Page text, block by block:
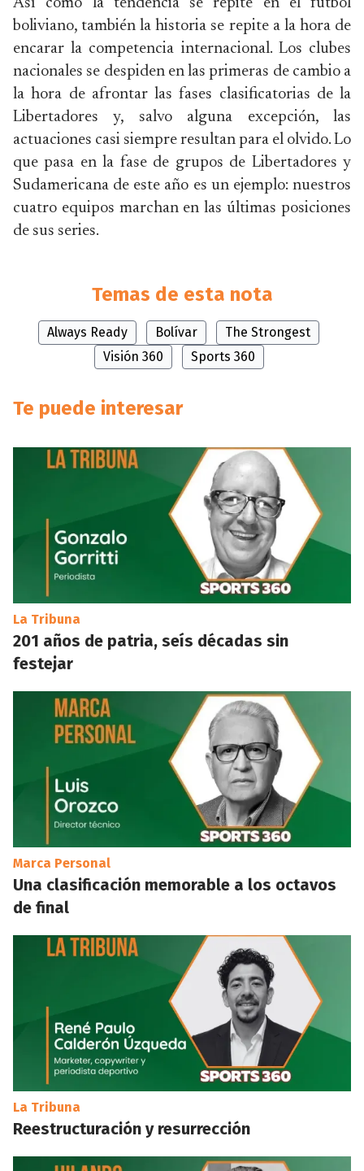
Así como la tendencia se repite en el futbol
boliviano, también la historia se repite a la hora de
encarar la competencia internacional. Los clubes
nacionales se despiden en las primeras de cambio a
la hora de afrontar las fases clasificatorias de la
Libertadores y, salvo alguna excepción, las
actuaciones casi siempre resultan para el olvido. Lo
que pasa en la fase de grupos de Libertadores y
Sudamericana de este año es un ejemplo: nuestros
cuatro equipos marchan en las últimas posiciones
de sus series.
Temas de esta nota
Always Ready Bolívar
The Strongest
Visión 360
Sports 360
Te puede interesar
La Tribuna
201 años de patria, seís décadas sin
festejar
Marca Personal
Una clasificación memorable a los octavos
de final
La Tribuna
Reestructuración y resurrección